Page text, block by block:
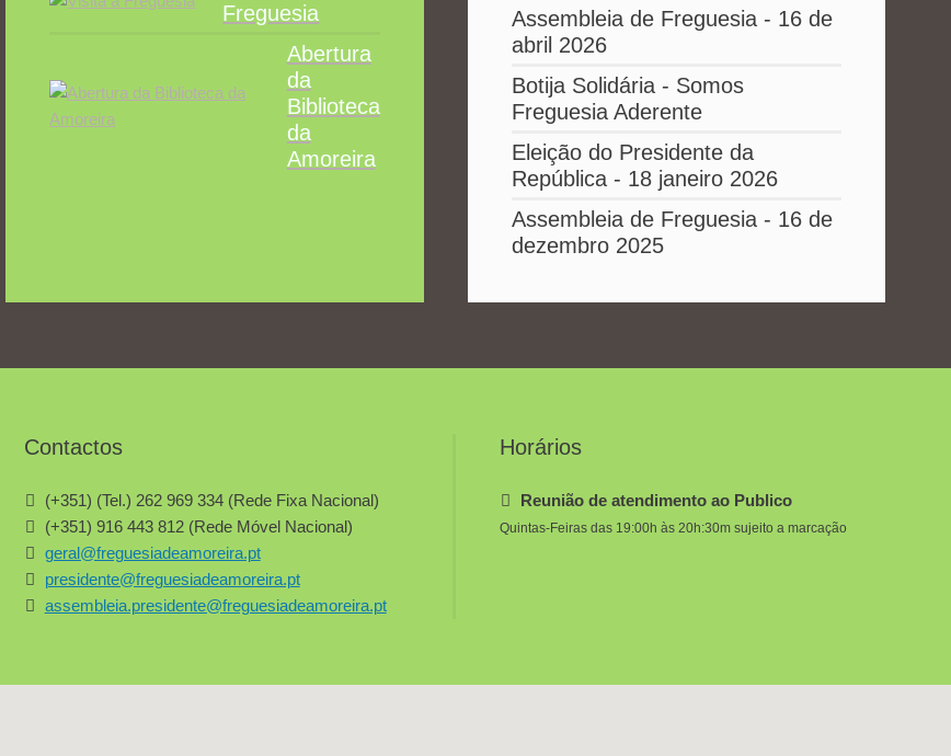
Freguesia
Abertura
da
Biblioteca
da
Amoreira
Assembleia de Freguesia - 16 de
abril 2026
Botija Solidária - Somos
Freguesia Aderente
Eleição do Presidente da
República - 18 janeiro 2026
Assembleia de Freguesia - 16 de
dezembro 2025
Contactos
(+351) (Tel.) 262 969 334 (Rede Fixa Nacional)
(+351) 916 443 812 (Rede Móvel Nacional)
geral@freguesiadeamoreira.pt
presidente@freguesiadeamoreira.pt
assembleia.presidente@freguesiadeamoreira.pt
Horários
Reunião de atendimento ao Publico
Quintas-Feiras das 19:00h às 20h:30m sujeito a marcação